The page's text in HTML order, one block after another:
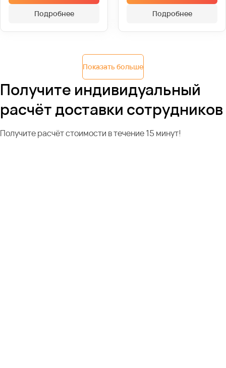
Подробнее
Подробнее
Показать больше
Получите индивидуальный
расчёт доставки сотрудников
Получите расчёт стоимости в течение 15 минут!